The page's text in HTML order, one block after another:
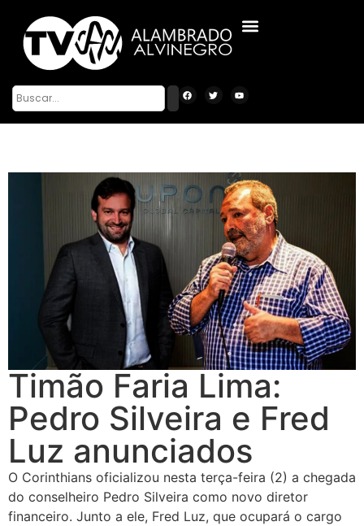
Timão Faria Lima:
Pedro Silveira e Fred
Luz anunciados
O Corinthians oficializou nesta terça-feira (2) a chegada
do conselheiro Pedro Silveira como novo diretor
financeiro. Junto a ele, Fred Luz, que ocupará o cargo